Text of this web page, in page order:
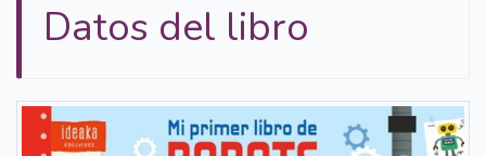
Datos del libro